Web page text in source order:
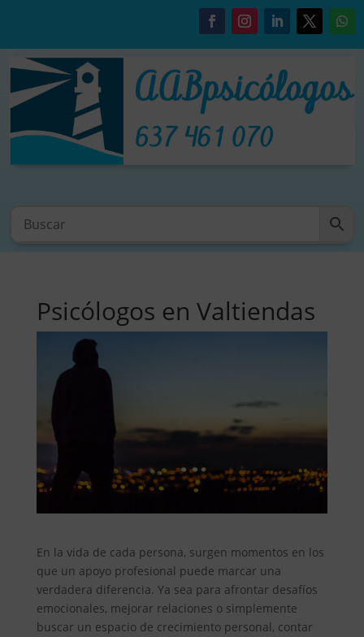
Psicólogos en Valtiendas
En la vida de cada persona, surgen momentos en los
que un apoyo profesional puede marcar una
verdadera diferencia. Ya sea para afrontar desafíos
emocionales, mejorar relaciones o simplemente
buscar un espacio de crecimiento personal, contar